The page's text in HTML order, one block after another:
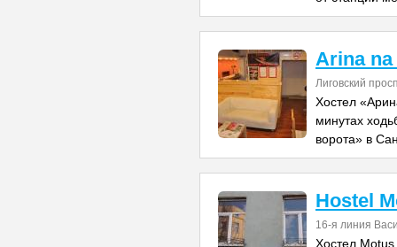
Arina
Лиговский
Хостел
минутах
ворота» в
Hostel
16-я линия
Хостел